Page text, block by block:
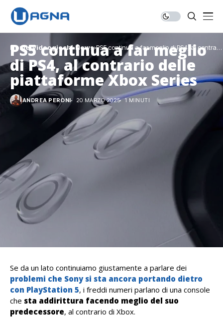
Home Videogiochi News PS5 continua a far meglio di PS4, al contrario
delle piattaforme Xbox Series
PS5 continua a far meglio
di PS4, al contrario delle
piattaforme Xbox Series
ANDREA PERONI 20 MARZO 2025 1 MINUTI
Se da un lato continuiamo giustamente a parlare dei
problemi che Sony si sta ancora portando dietro
con PlayStation 5, i freddi numeri parlano di una console
che sta addirittura facendo meglio del suo
predecessore, al contrario di Xbox.